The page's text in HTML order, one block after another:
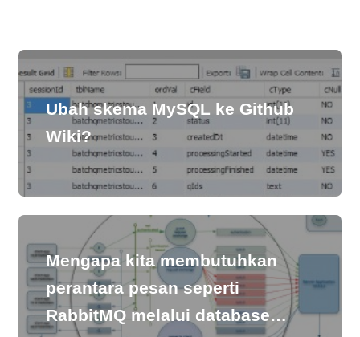
Ubah skema MySQL ke Github
Wiki?
Mengapa kita membutuhkan
perantara pesan seperti
RabbitMQ melalui database